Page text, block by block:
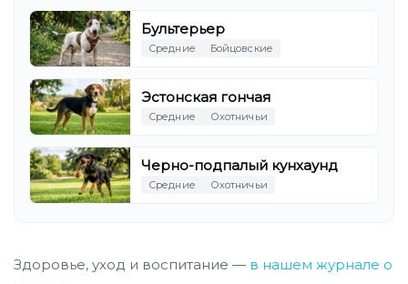
Бультерьер
Средние Бойцовские
Эстонская гончая
Средние Охотничьи
Черно-подпалый кунхаунд
Средние Охотничьи
Здоровье, уход и воспитание — в нашем журнале о